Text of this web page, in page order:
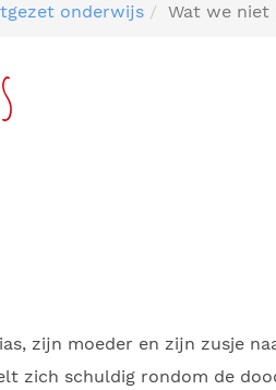
onderwijs Wat we niet
zijn moeder en zijn zusje
zich schuldig rondom de